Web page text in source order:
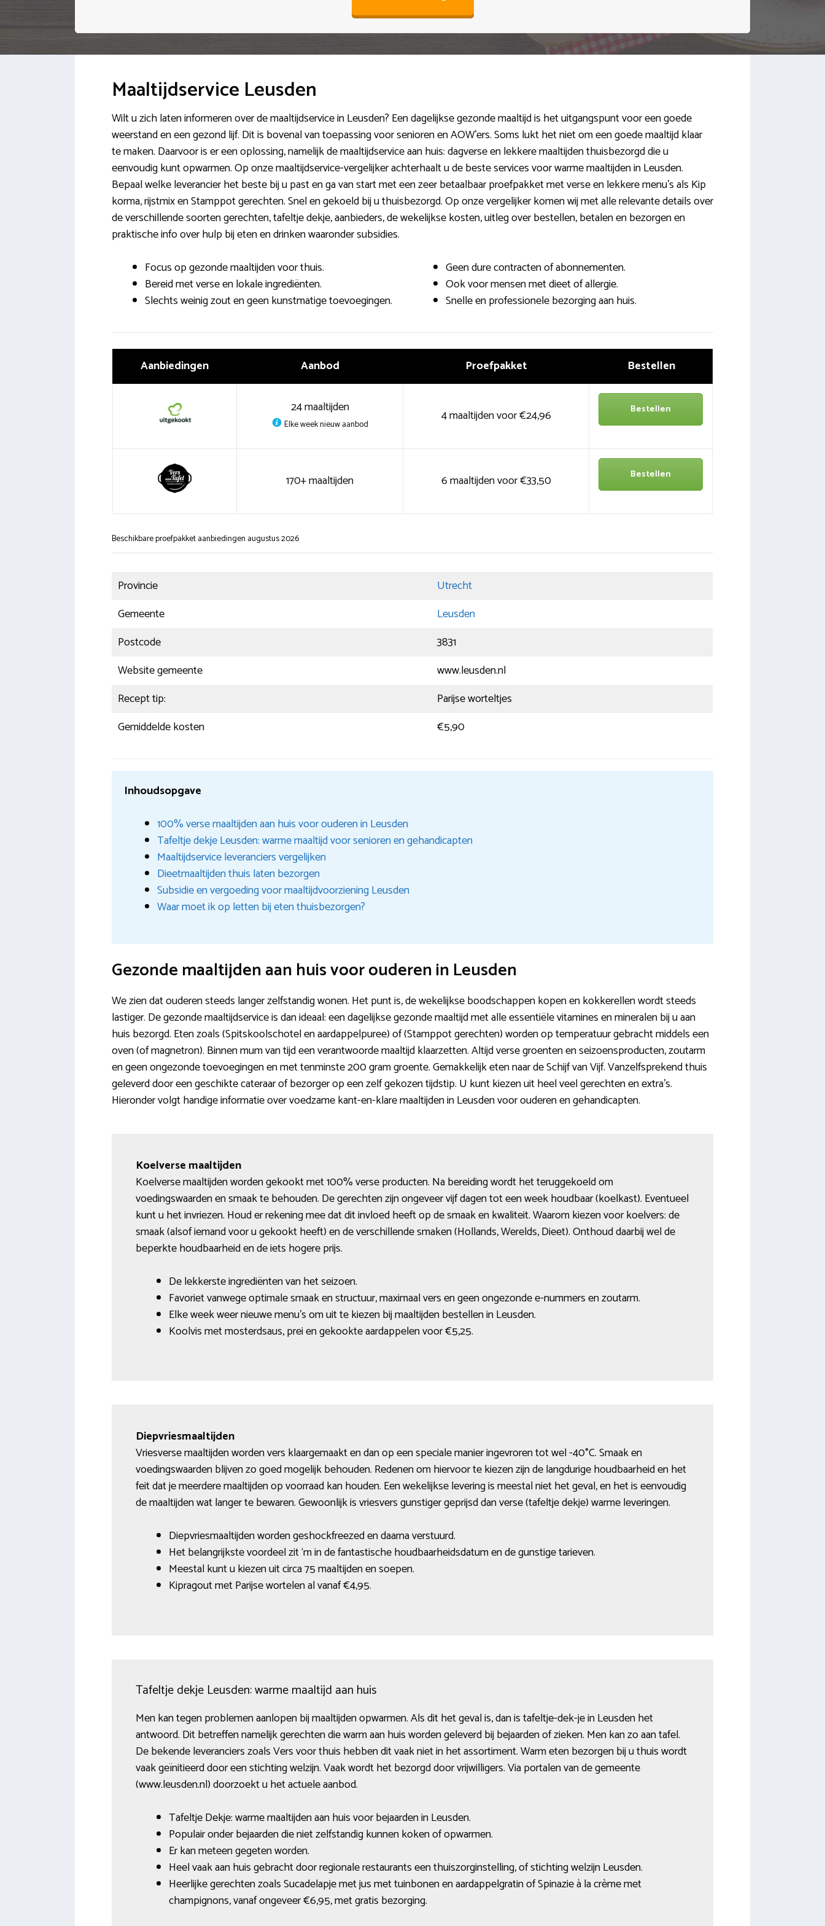
Maaltijdservice Leusden
Wilt u zich laten informeren over de maaltijdservice in Leusden? Een dagelijkse gezonde maaltijd is het uitgangspunt voor een goede
weerstand en een gezond lijf. Dit is bovenal van toepassing voor senioren en AOW’ers. Soms lukt het niet om een goede maaltijd klaar
te maken. Daarvoor is er een oplossing, namelijk de maaltijdservice aan huis: dagverse en lekkere maaltijden thuisbezorgd die u
eenvoudig kunt opwarmen. Op onze maaltijdservice-vergelijker achterhaalt u de beste services voor warme maaltijden in Leusden.
Bepaal welke leverancier het beste bij u past en ga van start met een zeer betaalbaar proefpakket met verse en lekkere menu’s als Kip
korma, rijstmix en Stamppot gerechten. Snel en gekoeld bij u thuisbezorgd. Op onze vergelijker komen wij met alle relevante details over
de verschillende soorten gerechten, tafeltje dekje, aanbieders, de wekelijkse kosten, uitleg over bestellen, betalen en bezorgen en
praktische info over hulp bij eten en drinken waaronder subsidies.
Focus op gezonde maaltijden voor thuis.
Bereid met verse en lokale ingrediënten.
Slechts weinig zout en geen kunstmatige toevoegingen.
Geen dure contracten of abonnementen.
Ook voor mensen met dieet of allergie.
Snelle en professionele bezorging aan huis.
Aanbiedingen Aanbod Proefpakket Bestellen
24 maaltijden
Elke week nieuw aanbod 4 maaltijden voor €24,96 Bestellen
170+ maaltijden 6 maaltijden voor €33,50 Bestellen
Beschikbare proefpakket aanbiedingen augustus 2026
Provincie
Utrecht
Gemeente
Leusden
Postcode
3831
Website gemeente
www.leusden.nl
Recept tip:
Parijse worteltjes
Gemiddelde kosten
€5,90
Inhoudsopgave
100% verse maaltijden aan huis voor ouderen in Leusden
Tafeltje dekje Leusden: warme maaltijd voor senioren en gehandicapten
Maaltijdservice leveranciers vergelijken
Dieetmaaltijden thuis laten bezorgen
Subsidie en vergoeding voor maaltijdvoorziening Leusden
Waar moet ik op letten bij eten thuisbezorgen?
Gezonde maaltijden aan huis voor ouderen in Leusden
We zien dat ouderen steeds langer zelfstandig wonen. Het punt is, de wekelijkse boodschappen kopen en kokkerellen wordt steeds
lastiger. De gezonde maaltijdservice is dan ideaal: een dagelijkse gezonde maaltijd met alle essentiële vitamines en mineralen bij u aan
huis bezorgd. Eten zoals (Spitskoolschotel en aardappelpuree) of (Stamppot gerechten) worden op temperatuur gebracht middels een
oven (of magnetron). Binnen mum van tijd een verantwoorde maaltijd klaarzetten. Altijd verse groenten en seizoensproducten, zoutarm
en geen ongezonde toevoegingen en met tenminste 200 gram groente. Gemakkelijk eten naar de Schijf van Vijf. Vanzelfsprekend thuis
geleverd door een geschikte cateraar of bezorger op een zelf gekozen tijdstip. U kunt kiezen uit heel veel gerechten en extra’s.
Hieronder volgt handige informatie over voedzame kant-en-klare maaltijden in Leusden voor ouderen en gehandicapten.
Koelverse maaltijden
Koelverse maaltijden worden gekookt met 100% verse producten. Na bereiding wordt het teruggekoeld om
voedingswaarden en smaak te behouden. De gerechten zijn ongeveer vijf dagen tot een week houdbaar (koelkast). Eventueel
kunt u het invriezen. Houd er rekening mee dat dit invloed heeft op de smaak en kwaliteit. Waarom kiezen voor koelvers: de
smaak (alsof iemand voor u gekookt heeft) en de verschillende smaken (Hollands, Werelds, Dieet). Onthoud daarbij wel de
beperkte houdbaarheid en de iets hogere prijs.
De lekkerste ingrediënten van het seizoen.
Favoriet vanwege optimale smaak en structuur, maximaal vers en geen ongezonde e-nummers en zoutarm.
Elke week weer nieuwe menu’s om uit te kiezen bij maaltijden bestellen in Leusden.
Koolvis met mosterdsaus, prei en gekookte aardappelen voor €5,25.
Diepvriesmaaltijden
Vriesverse maaltijden worden vers klaargemaakt en dan op een speciale manier ingevroren tot wel -40°C. Smaak en
voedingswaarden blijven zo goed mogelijk behouden. Redenen om hiervoor te kiezen zijn de langdurige houdbaarheid en het
feit dat je meerdere maaltijden op voorraad kan houden. Een wekelijkse levering is meestal niet het geval, en het is eenvoudig
de maaltijden wat langer te bewaren. Gewoonlijk is vriesvers gunstiger geprijsd dan verse (tafeltje dekje) warme leveringen.
Diepvriesmaaltijden worden geshockfreezed en daarna verstuurd.
Het belangrijkste voordeel zit ‘m in de fantastische houdbaarheidsdatum en de gunstige tarieven.
Meestal kunt u kiezen uit circa 75 maaltijden en soepen.
Kipragout met Parijse wortelen al vanaf €4,95.
Tafeltje dekje Leusden: warme maaltijd aan huis
Men kan tegen problemen aanlopen bij maaltijden opwarmen. Als dit het geval is, dan is tafeltje-dek-je in Leusden het
antwoord. Dit betreffen namelijk gerechten die warm aan huis worden geleverd bij bejaarden of zieken. Men kan zo aan tafel.
De bekende leveranciers zoals Vers voor thuis hebben dit vaak niet in het assortiment. Warm eten bezorgen bij u thuis wordt
vaak geïnitieerd door een stichting welzijn. Vaak wordt het bezorgd door vrijwilligers. Via portalen van de gemeente
(www.leusden.nl) doorzoekt u het actuele aanbod.
Tafeltje Dekje: warme maaltijden aan huis voor bejaarden in Leusden.
Populair onder bejaarden die niet zelfstandig kunnen koken of opwarmen.
Er kan meteen gegeten worden.
Heel vaak aan huis gebracht door regionale restaurants een thuiszorginstelling, of stichting welzijn Leusden.
Heerlijke gerechten zoals Sucadelapje met jus met tuinbonen en aardappelgratin of Spinazie à la crème met
champignons, vanaf ongeveer €6,95, met gratis bezorging.